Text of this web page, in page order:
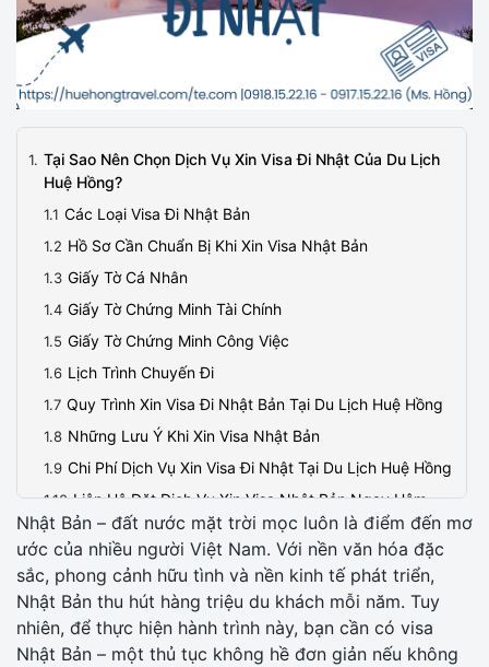
Tại Sao Nên Chọn Dịch Vụ Xin Visa Đi Nhật Của Du Lịch
Huệ Hồng?
Các Loại Visa Đi Nhật Bản
Hồ Sơ Cần Chuẩn Bị Khi Xin Visa Nhật Bản
Giấy Tờ Cá Nhân
Giấy Tờ Chứng Minh Tài Chính
Giấy Tờ Chứng Minh Công Việc
Lịch Trình Chuyến Đi
Quy Trình Xin Visa Đi Nhật Bản Tại Du Lịch Huệ Hồng
Những Lưu Ý Khi Xin Visa Nhật Bản
Chi Phí Dịch Vụ Xin Visa Đi Nhật Tại Du Lịch Huệ Hồng
Liên Hệ Đặt Dịch Vụ Xin Visa Nhật Bản Ngay Hôm
Nay!
Nhật Bản – đất nước mặt trời mọc luôn là điểm đến mơ
ước của nhiều người Việt Nam. Với nền văn hóa đặc
sắc, phong cảnh hữu tình và nền kinh tế phát triển,
Nhật Bản thu hút hàng triệu du khách mỗi năm. Tuy
nhiên, để thực hiện hành trình này, bạn cần có visa
Nhật Bản – một thủ tục không hề đơn giản nếu không